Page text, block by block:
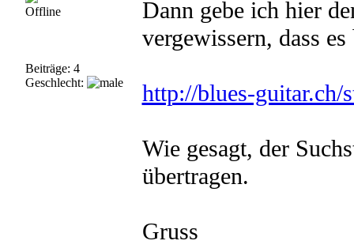
Offline
Beiträge: 4
Geschlecht:
Dann gebe ich hier
vergewissern, dass
http://blues-guitar.ch/
Wie gesagt, der
übertragen.
Gruss